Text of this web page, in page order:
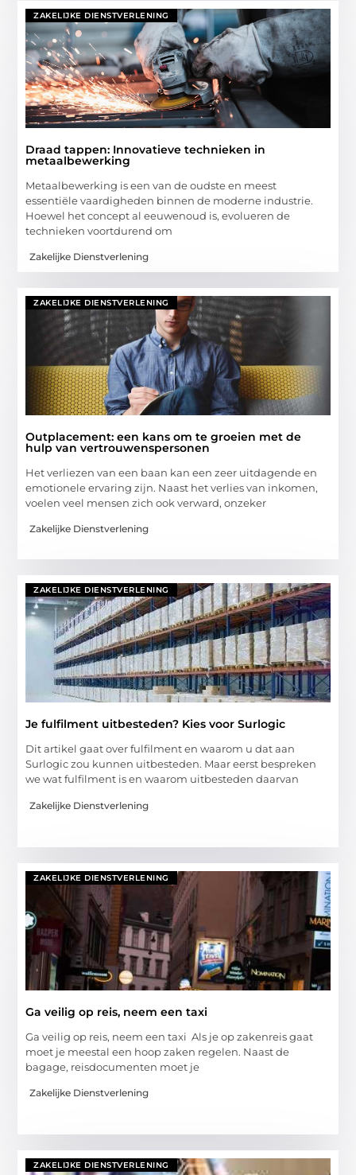
ZAKELIJKE DIENSTVERLENING
Draad tappen: Innovatieve technieken in
metaalbewerking
Metaalbewerking is een van de oudste en meest
essentiële vaardigheden binnen de moderne industrie.
Hoewel het concept al eeuwenoud is, evolueren de
technieken voortdurend om
Zakelijke Dienstverlening
ZAKELIJKE DIENSTVERLENING
Outplacement: een kans om te groeien met de
hulp van vertrouwenspersonen
Het verliezen van een baan kan een zeer uitdagende en
emotionele ervaring zijn. Naast het verlies van inkomen,
voelen veel mensen zich ook verward, onzeker
Zakelijke Dienstverlening
ZAKELIJKE DIENSTVERLENING
Je fulfilment uitbesteden? Kies voor Surlogic
Dit artikel gaat over fulfilment en waarom u dat aan
Surlogic zou kunnen uitbesteden. Maar eerst bespreken
we wat fulfilment is en waarom uitbesteden daarvan
Zakelijke Dienstverlening
ZAKELIJKE DIENSTVERLENING
Ga veilig op reis, neem een taxi
Ga veilig op reis, neem een taxi Als je op zakenreis gaat
moet je meestal een hoop zaken regelen. Naast de
bagage, reisdocumenten moet je
Zakelijke Dienstverlening
ZAKELIJKE DIENSTVERLENING